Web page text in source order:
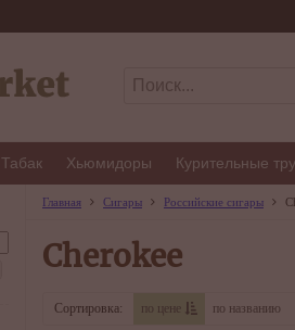
Табак Хьюмидоры Курительные
Главная Сигары Российские сигары
Cherokee
Сортировка: по цене по названию